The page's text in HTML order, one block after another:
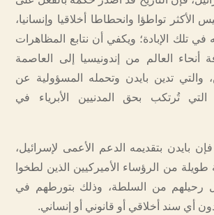
الأكثر تواطؤا وانحطاطا أخلاقيا وإنسانيا،
تلك الإبادة؛ ويكفي أن نتابع المظاهرات
أنحاء العالم من إندونيسيا إلى العاصمة
والتي تدين بايدن وتحمله المسؤولية عن
التي تُرتكب بحق المدنيين الأبرياء في
بايدن بتقديمه الدعم الأعمى لإسرائيل،
من الرؤساء الأميركيين الذين لطخوا
قبل رحيلهم من السلطة، وذلك بتورطهم في
دون أي سند أخلاقي أو قانوني أو إنساني.